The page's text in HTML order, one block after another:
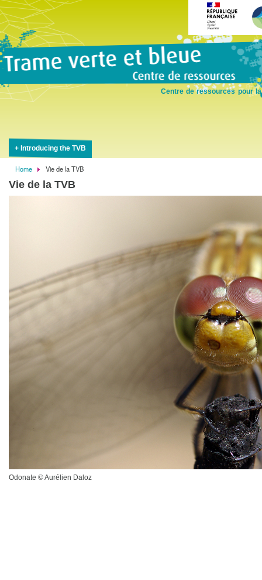
Centre de ressources pour
Introducing the TVB
Breadcrumb
Home Vie de la TVB
Vie de la TVB
Odonate © Aurélien Daloz